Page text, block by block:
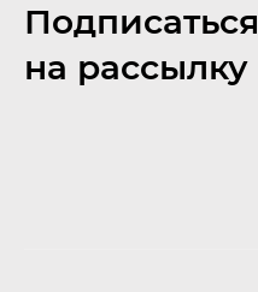
Подписаться
на рассылку